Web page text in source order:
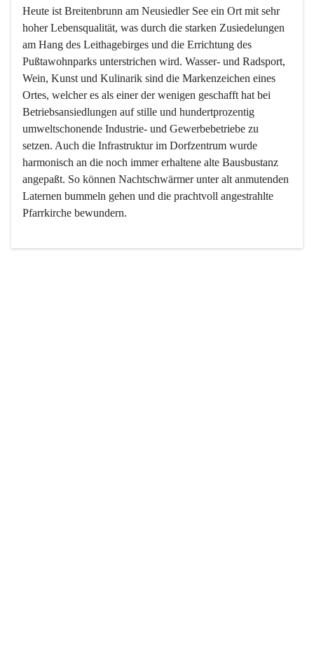
Heute ist Breitenbrunn am Neusiedler See ein Ort mit sehr
hoher Lebensqualität, was durch die starken Zusiedelungen
am Hang des Leithagebirges und die Errichtung des
Pußtawohnparks unterstrichen wird. Wasser- und Radsport,
Wein, Kunst und Kulinarik sind die Markenzeichen eines
Ortes, welcher es als einer der wenigen geschafft hat bei
Betriebsansiedlungen auf stille und hundertprozentig
umweltschonende Industrie- und Gewerbebetriebe zu
setzen. Auch die Infrastruktur im Dorfzentrum wurde
harmonisch an die noch immer erhaltene alte Bausbustanz
angepaßt. So können Nachtschwärmer unter alt anmutenden
Laternen bummeln gehen und die prachtvoll angestrahlte
Pfarrkirche bewundern.
Der Weinbau dominert heute nicht mehr, ist aber integrativer